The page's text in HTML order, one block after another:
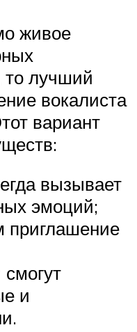
живое
то лучший
вокалиста
вариант
вызывает
эмоций;
приглашение
и